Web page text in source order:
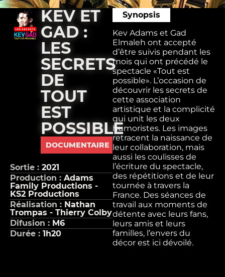
KEV ET
GAD :
LES
SECRETS
DE
TOUT
EST
POSSIBLE
DOCUMENTAIRE
Sortie : 2021
Production : Adams
Family Productions -
KS2 Productions
Réalisation : Nathan
Trompas - Thierry Colby
Difusion : M6
Durée : 1h20
Synopsis
Kev Adams et Gad
Elmaleh ont accepté
d’être suivis pendant les
mois qui ont précédé le
spectacle «Tout est
possible». L’occasion de
découvrir les secrets de
cette association
artistique et la complicité
qui unit les deux
humoristes. Les images
retracent la naissance de
leur collaboration, mais
aussi les coulisses de
l’écriture du spectacle,
des répétitions et de leur
tournée à travers la
France. Des séances de
travail aux moments de
détente avec leurs fans,
leurs amis et leurs
familles, l’envers du
décor est ici dévoilé.